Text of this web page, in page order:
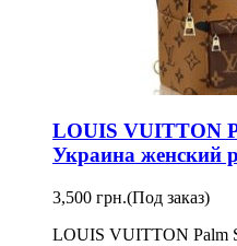
LOUIS VUITTON
Украина женский
3,500 грн.(Под заказ)
LOUIS VUITTON Palm